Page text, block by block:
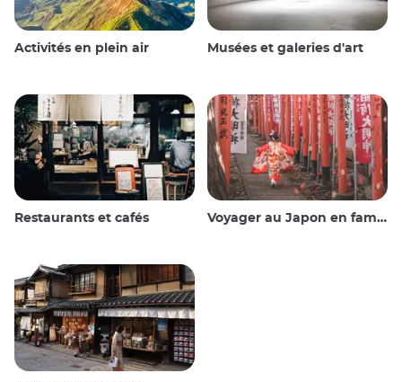
Activités en plein air Musées et galeries d'art
Restaurants et cafés Voyager au Japon en famille